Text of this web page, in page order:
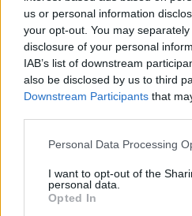
us or personal information
your opt-out. You may
disclosure of your personal
IAB’s list of downstream
also be disclosed by us to third
Downstream Participants that
Please note that this website/
not limited to your visit or usage
grant or deny consent to Google
use your data for below
Personal Data Processing
I want to opt-out of the
personal data.
Opted In
modelljeinek nagyszerűsége.
Mindezért cserébe az autócég
kortárs képző- és
évente csak három
mindegyike tetemes. Ennyit
autóipar hosszú és mégsem
most pedig arról, miért is